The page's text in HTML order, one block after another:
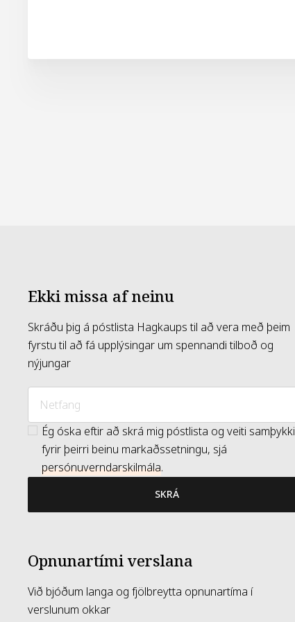
Ekki missa af neinu
Skráðu þig á póstlista Hagkaups til að vera með þeim
fyrstu til að fá upplýsingar um spennandi tilboð og
nýjungar
Ég óska eftir að skrá mig póstlista og veiti samþykki
fyrir þeirri beinu markaðssetningu, sjá
persónuverndarskilmála.
SKRÁ
Opnunartími verslana
Við bjóðum langa og fjölbreytta opnunartíma í
verslunum okkar